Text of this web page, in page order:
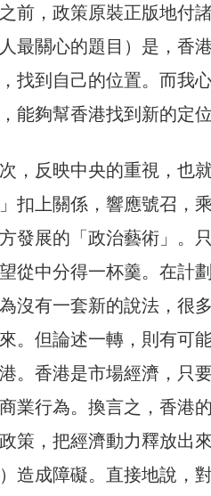
前，政策原裝正版地付
最關心的題目）是，香
找到自己的位置。而我
能夠幫香港找到新的定位
，反映中央的重視，也
扣上關係，響應號召，
發展的「政治藝術」。
從中分得一杯羹。在計
沒有一套新的說法，很
。但論述一轉，則有可
。香港是市場經濟，只
業行為。換言之，香港
策，把經濟動力釋放出來
造成障礙。直接地說，